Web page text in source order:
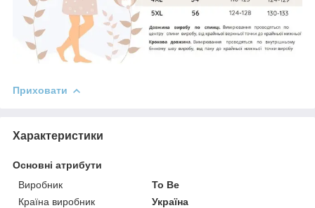
Приховати
Характеристики
Основні атрибути
Виробник
To Be
Країна виробник
Україна